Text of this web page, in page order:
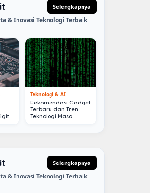
Selengkapnya
& Inovasi Teknologi Terbaik
Teknologi & AI
Rekomendasi Gadget
Terbaru dan Tren
Teknologi Masa
Selengkapnya
& Inovasi Teknologi Terbaik